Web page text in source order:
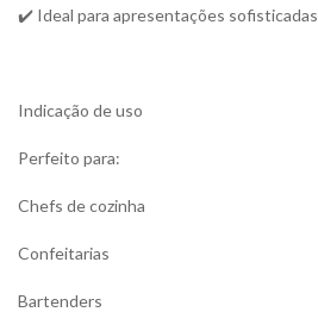
✔️ Ideal para apresentações sofisticadas
Indicação de uso
Perfeito para:
Chefs de cozinha
Confeitarias
Bartenders